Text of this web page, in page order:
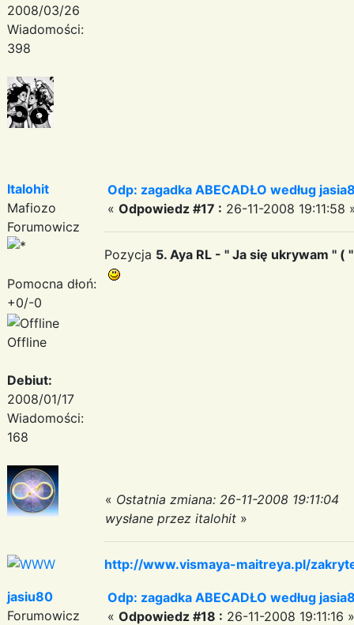
2008/03/26
Wiadomości:
398
Italohit
Mafiozo
Forumowicz
Pomocna dłoń:
+0/-0
Offline
Debiut:
2008/01/17
Wiadomości:
168
Odp: zagadka ABECADŁO według
« Odpowiedz #17 : 26-11-2008 19:11:58
Pozycja 5. Aya RL - " Ja się ukrywam '' (
« Ostatnia zmiana: 26-11-2008 19:11:04
wysłane przez italohit »
http://www.vismaya-maitreya.pl/
jasiu80
Forumowicz
Odp: zagadka ABECADŁO według
« Odpowiedz #18 : 26-11-2008 19:11:16 »